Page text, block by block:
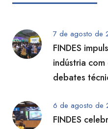
7 de agosto de
FINDES
indústria
debates
6 de agosto de
FINDES